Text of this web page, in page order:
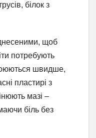
білок з
щоб
потребують
швидше,
пластирі з
мазі –
біль без